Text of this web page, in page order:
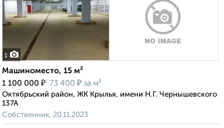
1
Машиноместо, 15 м²
1 100 000 ₽ 73 400 ₽ за м²
Октябрьский район, ЖК Крылья, имени Н.Г. Чернышевского
137А
Собственник, 20.11.2023